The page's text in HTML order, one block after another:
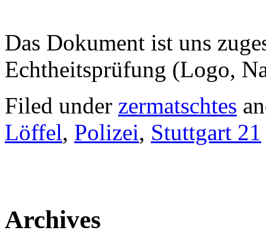
Das Dokument ist uns
Echtheitsprüfung (Logo,
Filed under zermatschtes
Löffel, Polizei, Stuttgart 21
Archives